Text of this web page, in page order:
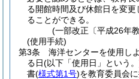
る開館時間及び休館日を変
ることができる。
(一部改正〔平成26年
(使用手続)
第3条
海洋センターを使用し
る日(以下「使用日」という
書(様式第1号)を教育委員会